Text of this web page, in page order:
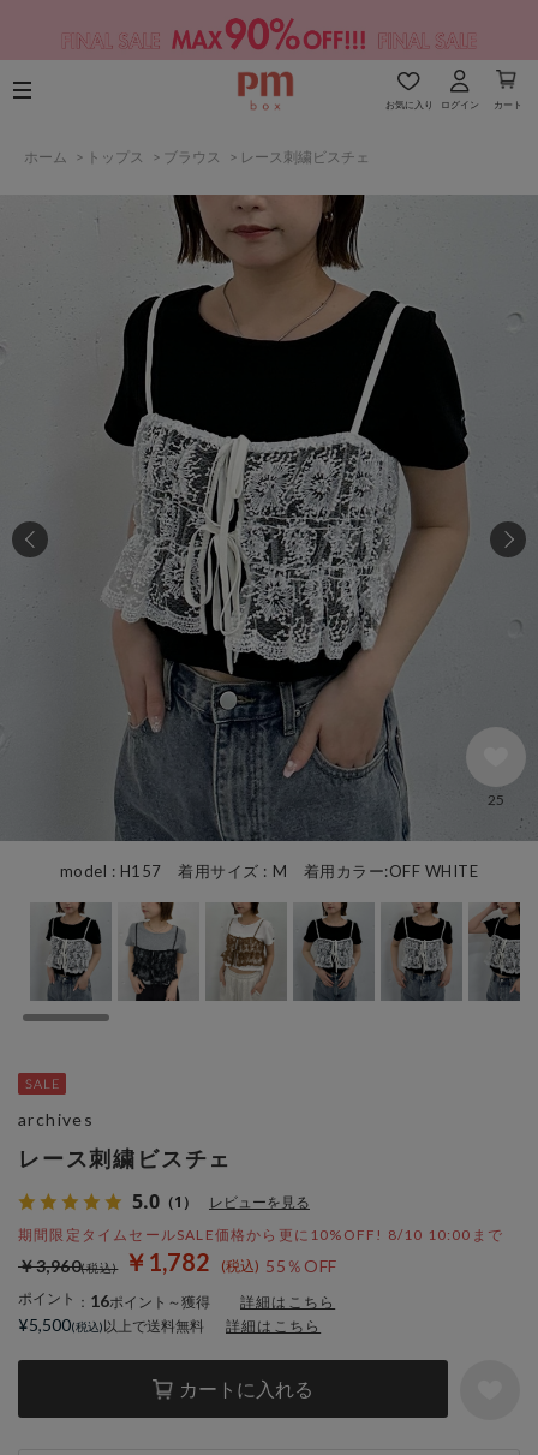
お気に入り ログイン カート
ホーム > トップス > ブラウス > レース刺繍ビスチェ
model : H157 着用サイズ : M 着用カラー:OFF WHITE
25
レース刺繍ビスチェ
5.0 （1） レビューを見る
期間限定タイムセールSALE価格から更に10%OFF! 8/10 10:00まで
￥1,782 55％OFF
￥3,960
ポイント ： 16ポイント～獲得 詳細はこちら
カートに入れる
archives
¥5,500 以上で送料無料 詳細はこちら